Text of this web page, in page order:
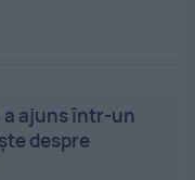
a ajuns într-un
despre